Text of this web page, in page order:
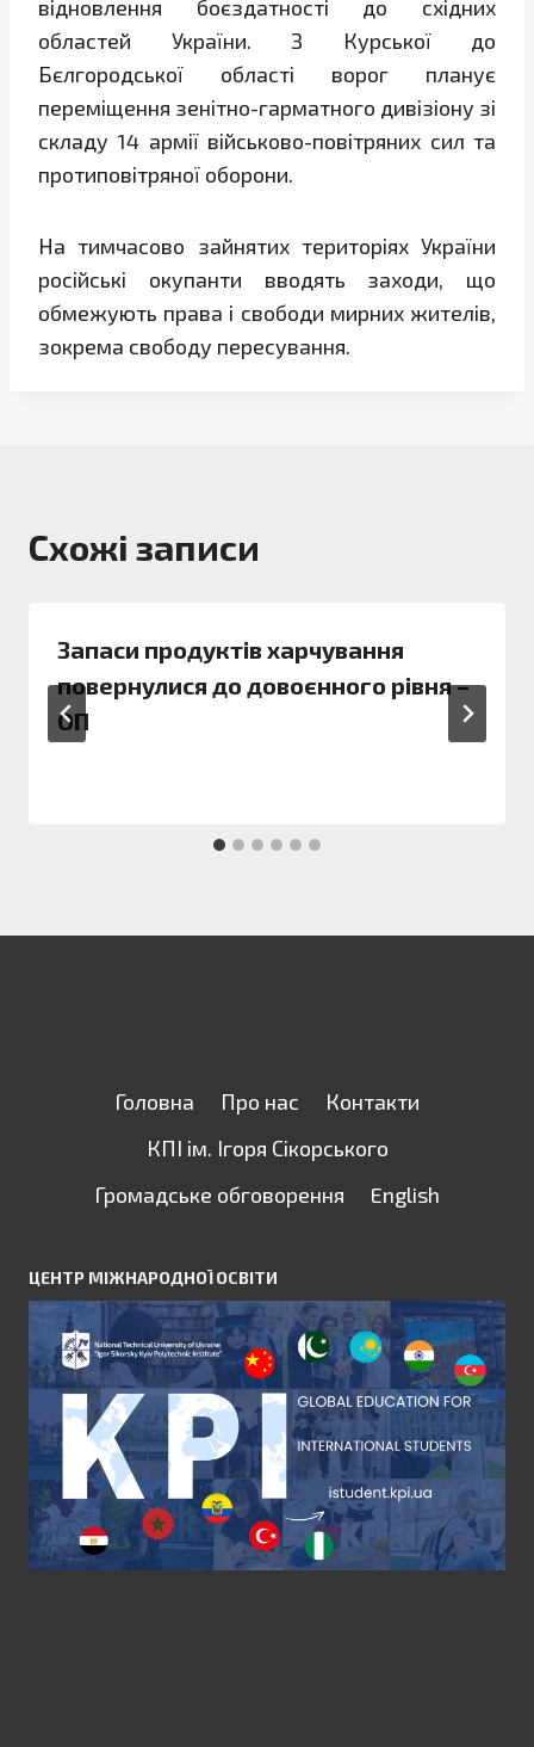
відновлення боєздатності до східних
областей України. З Курської до
Бєлгородської області ворог планує
переміщення зенітно-гарматного дивізіону зі
складу 14 армії військово-повітряних сил та
протиповітряної оборони.
На тимчасово зайнятих територіях України
російські окупанти вводять заходи, що
обмежують права і свободи мирних жителів,
зокрема свободу пересування.
Схожі записи
Запаси продуктів харчування
повернулися до довоєнного рівня –
ОП
Головна Про нас
Контакти
КПІ ім. Ігоря Сікорського
Громадське обговорення
English
ЦЕНТР МІЖНАРОДНОЇ ОСВІТИ